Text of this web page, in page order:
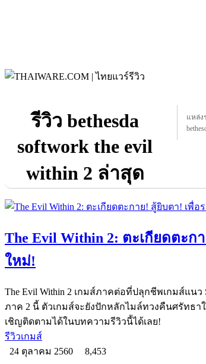
รีวิว bethesda
softwork the evil
within 2 ล่าสุด
แหล่ง
The Evil Within 2: ตะเกียดตะ
ใหม่!
The Evil Within 2 เกมส์ภาคต่อที่ปลุกชีพเกมส์แน
ภาค 2 นี้ ตัวเกมส์จะยังปักหลักไมล์ทวงคืนศรัทธา
เชิญติดตามได้ในบทความรีวิวนี้ได้เลย!
รีวิวเกมส์
24 ตุลาคม 2560
8,453